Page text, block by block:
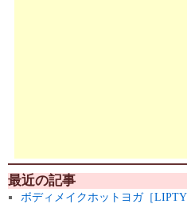
最近の記事
ボディメイクホットヨガ［LIPTY